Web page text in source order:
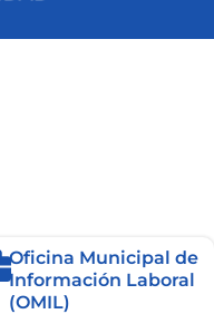
Oficina Municipal de
Información Laboral
(OMIL)